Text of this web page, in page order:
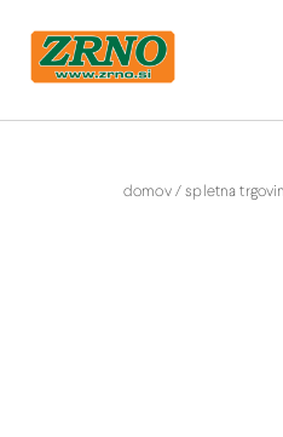
stran Zrno
domov /spletna